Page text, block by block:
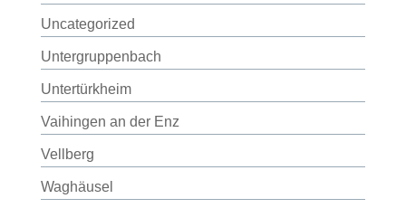
Uncategorized
Untergruppenbach
Untertürkheim
Vaihingen an der Enz
Vellberg
Waghäusel